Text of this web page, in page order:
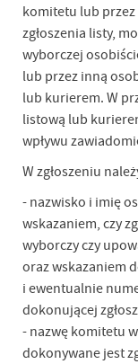
komitetu lub
zgłoszenia listy,
wyborczej
lub przez inną
lub kurierem. W
listową lub
wpływu
W zgłoszeniu
- nazwisko i imię
wskazaniem, czy
wyborczy czy
oraz wskazaniem
i ewentualnie
dokonującej
- nazwę komitetu
dokonywane jest